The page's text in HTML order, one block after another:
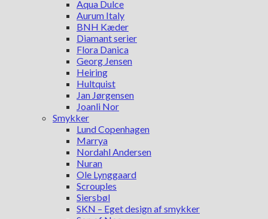
Aqua Dulce
Aurum Italy
BNH Kæder
Diamant serier
Flora Danica
Georg Jensen
Heiring
Hultquist
Jan Jørgensen
Joanli Nor
Smykker
Lund Copenhagen
Marrya
Nordahl Andersen
Nuran
Ole Lynggaard
Scrouples
Siersbøl
SKN – Eget design af smykker